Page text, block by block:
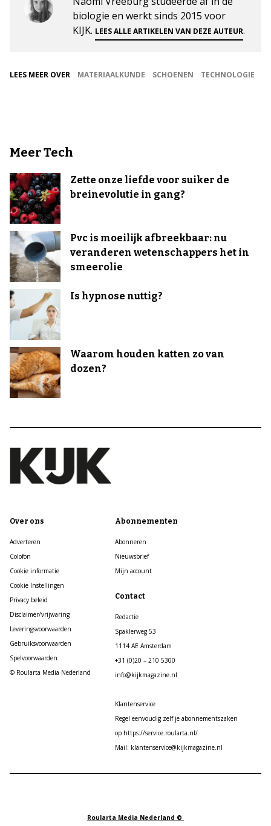
biologie en werkt sinds 2015 voor
KIJK. LEES ALLE ARTIKELEN VAN DEZE AUTEUR.
LEES MEER OVER MATERIAALKUNDE SCHOENEN TECHNOLOGIE
Meer Tech
Zette onze liefde voor suiker de
breinevolutie in gang?
Pvc is moeilijk afbreekbaar: nu
veranderen wetenschappers het in
smeerolie
Is hypnose nuttig?
Waarom houden katten zo van
dozen?
Over ons
Adverteren
Colofon
Cookie informatie
Cookie Instellingen
Privacy beleid
Disclaimer/vrijwaring
Leveringsvoorwaarden
Gebruiksvoorwaarden
Spelvoorwaarden
© Roularta Media Nederland
Abonnementen
Abonneren
Nieuwsbrief
Mijn account
Contact
Redactie
Spaklerweg 53
1114 AE Amsterdam
+31 (0)20 – 210 5300
info@kijkmagazine.nl
Klantenservice
Regel eenvoudig zelf je abonnementszaken
op https://service.roularta.nl/
Mail: klantenservice@kijkmagazine.nl
Roularta Media Nederland ©